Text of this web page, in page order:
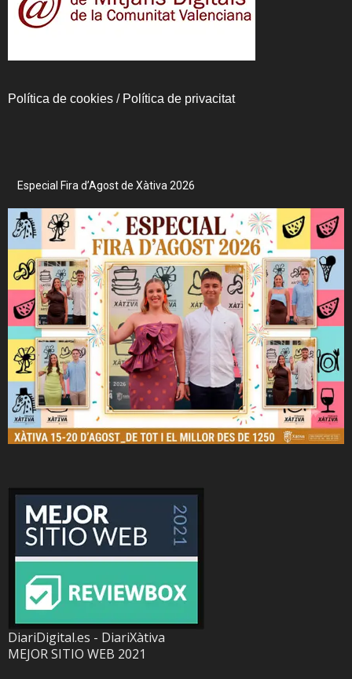
Política de cookies / Política de privacitat
Especial Fira d’Agost de Xàtiva 2026
DiariDigital.es - DiariXàtiva
MEJOR SITIO WEB 2021